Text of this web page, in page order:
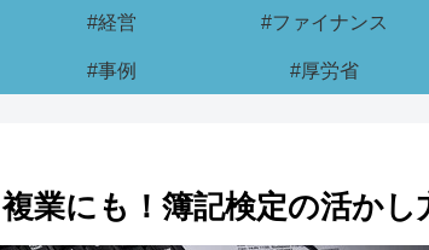
#経営 #ファイナンス
#事例 #厚労省
業にも！簿記検定の活かし